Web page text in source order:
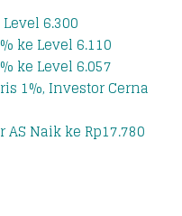
6.300
ke Level 6.110
ke Level 6.057
1%, Investor Cerna
Naik ke Rp17.780